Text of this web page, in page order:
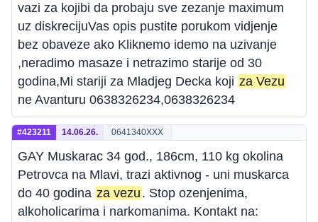
vazi za kojibi da probaju sve zezanje maximum
uz diskrecijuVas opis pustite porukom vidjenje
bez obaveze ako Kliknemo idemo na uzivanje
,neradimo masaze i netrazimo starije od 30
godina,Mi stariji za Mladjeg Decka koji za Vezu
ne Avanturu 0638326234,0638326234
#423211 14.06.26. 0641340XXX
GAY Muskarac 34 god., 186cm, 110 kg okolina
Petrovca na Mlavi, trazi aktivnog - uni muskarca
do 40 godina za vezu . Stop ozenjenima,
alkoholicarima i narkomanima. Kontakt na: